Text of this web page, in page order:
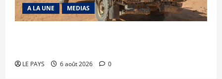
A LA UNE MEDIAS
LE PAYS 6 août 2026 0